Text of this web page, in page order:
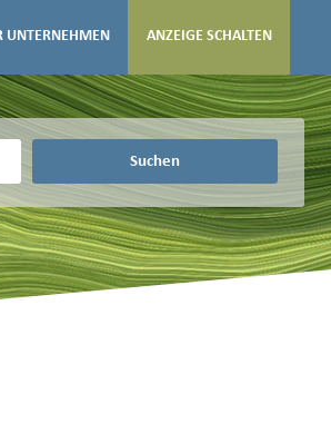
UNTERNEHMEN ANZEIGE SCHALTEN
Suchen